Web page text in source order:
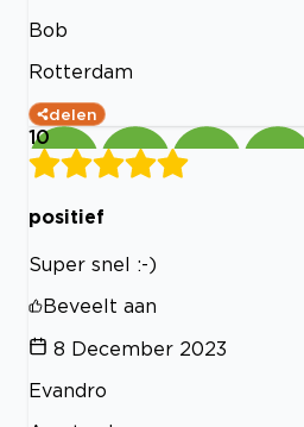
Bob
Rotterdam
delen
10
positief
Super snel :-)
Beveelt aan
8 December 2023
Evandro